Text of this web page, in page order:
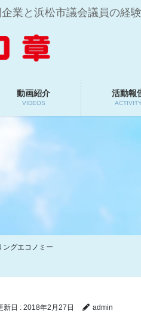
業と浜松市議会議員の経
動画紹介
VIDEOS
活動報
ACTIVITY
ングエコノミー
新日 :2018年2月27日 admin